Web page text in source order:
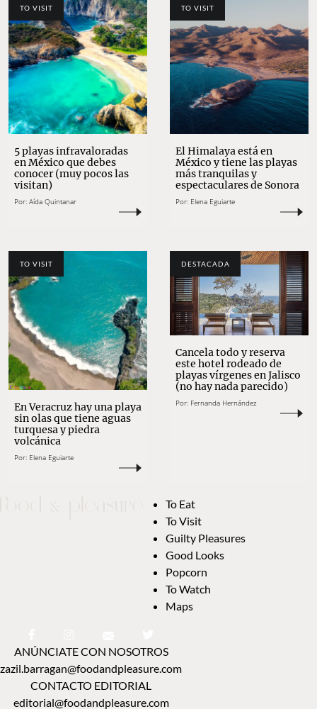
TO VISIT
5 playas infravaloradas
en México que debes
conocer (muy pocos las
visitan)
Por: Aída Quintanar
TO VISIT
El Himalaya está en
México y tiene las playas
más tranquilas y
espectaculares de Sonora
Por: Elena Eguiarte
TO VISIT
En Veracruz hay una playa
sin olas que tiene aguas
turquesa y piedra
volcánica
Por: Elena Eguiarte
DESTACADA
Cancela todo y reserva
este hotel rodeado de
playas vírgenes en Jalisco
(no hay nada parecido)
Por: Fernanda Hernández
To Eat
To Visit
Guilty Pleasures
Good Looks
Popcorn
To Watch
Maps
ANÚNCIATE CON NOSOTROS
zazil.barragan@foodandpleasure.com
CONTACTO EDITORIAL
editorial@foodandpleasure.com